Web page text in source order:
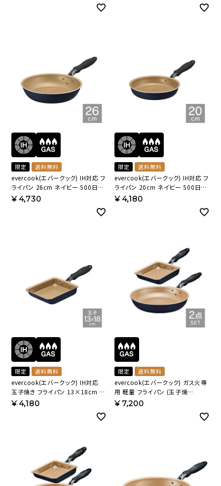
限定 送料無料
evercook(エバークック) IH対応 フ
ライパン 26cm ネイビー 500日保
証 EIFP26NV【HO】
¥4,730
限定 送料無料
evercook(エバークック) IH対応 フ
ライパン 20cm ネイビー 500日保
証 EIFP20NV【HO】
¥4,180
限定 送料無料
evercook(エバークック) IH対応
玉子焼き フライパン 13×18cm ネ
イビー 500日保証
¥4,180
限定 送料無料
evercook(エバークック) ガス火専
用 軽量 フライパン (玉子焼
き/28cm) ネイビー 500日保証
¥7,200